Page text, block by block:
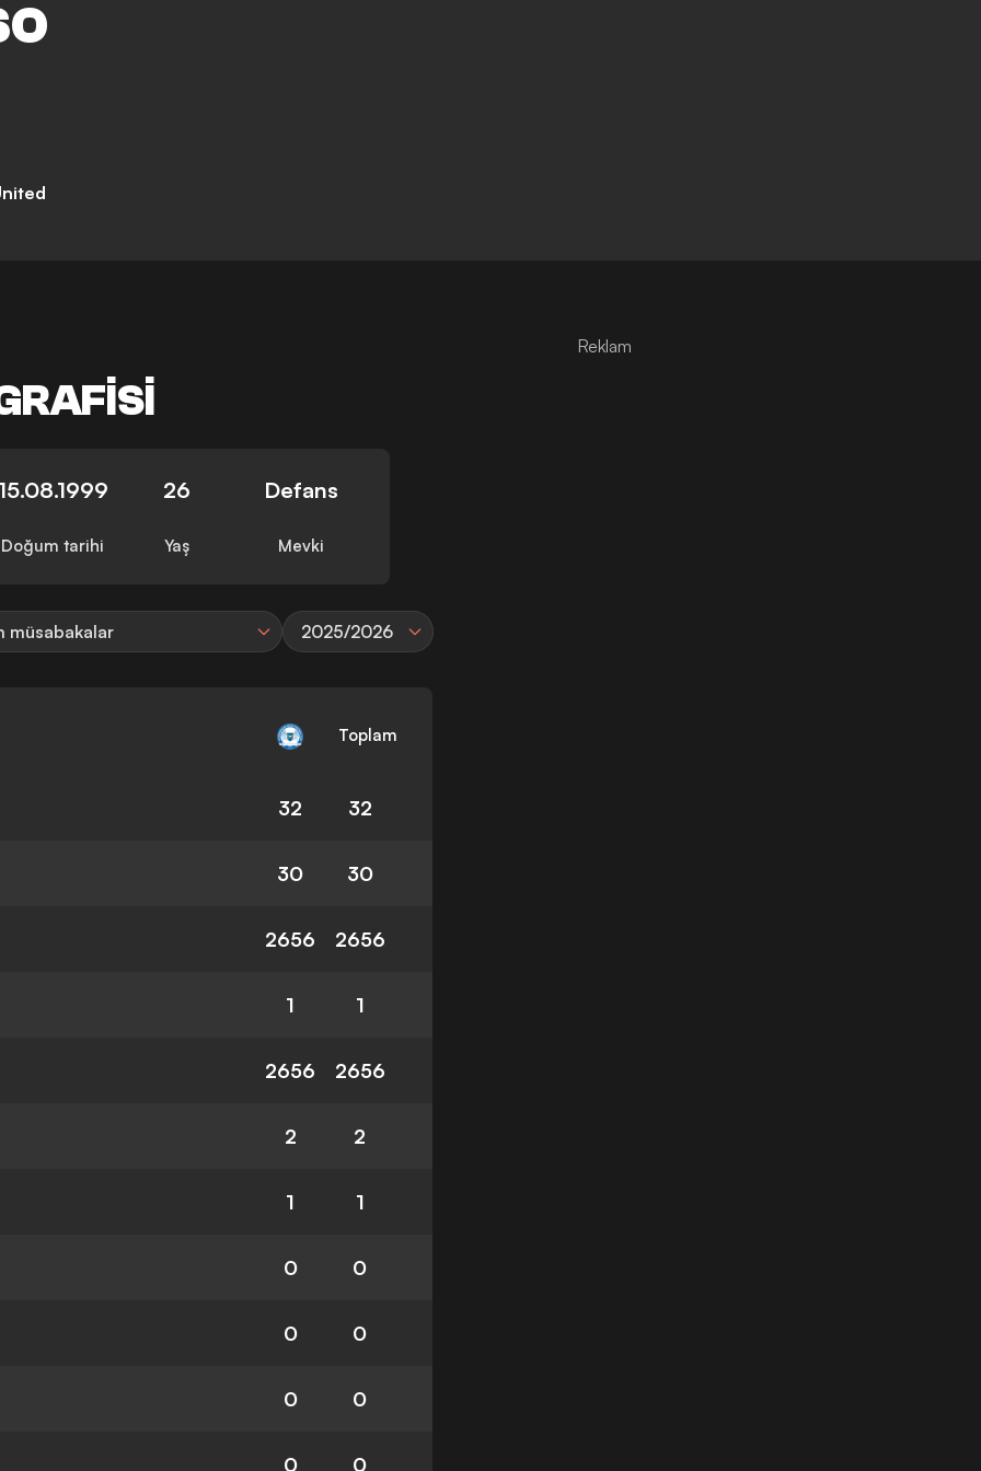
Doğum tarihi
26
Yaş
Defans
Mevki
müsabakalar 2025/2026
Toplam
32 32
30 30
2656 2656
1 1
2656 2656
2 2
1 1
0 0
0 0
0 0
0 0